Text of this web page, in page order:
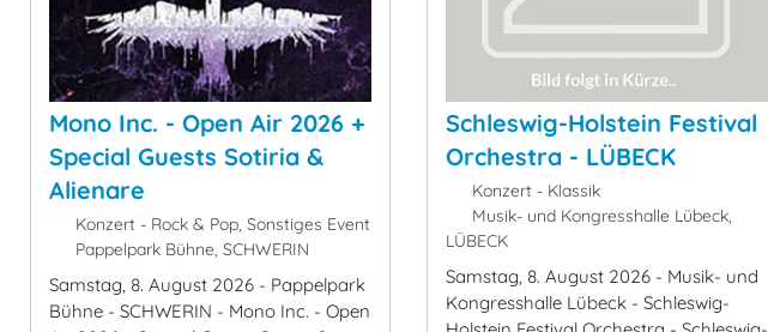
Mono Inc. - Open Air 2026 +
Special Guests Sotiria &
Alienare
Konzert - Rock & Pop, Sonstiges Event
Pappelpark Bühne, SCHWERIN
Samstag, 8. August 2026 - Pappelpark
Bühne - SCHWERIN - Mono Inc. - Open
Schleswig-Holstein Festival
Orchestra - LÜBECK
Konzert - Klassik
Musik- und Kongresshalle Lübeck,
LÜBECK
Samstag, 8. August 2026 - Musik- und
Kongresshalle Lübeck - Schleswig-